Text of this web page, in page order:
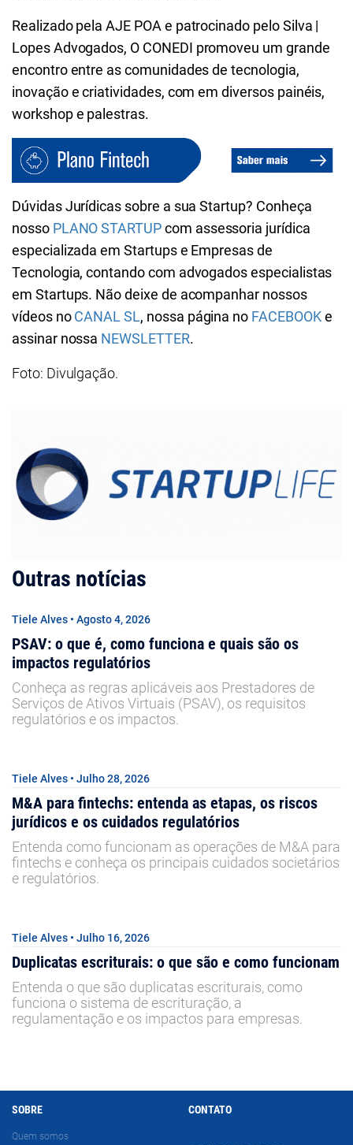
Realizado pela AJE POA e patrocinado pelo Silva |
Lopes Advogados, O CONEDI promoveu um grande
encontro entre as comunidades de tecnologia,
inovação e criatividades, com em diversos painéis,
workshop e palestras.
Dúvidas Jurídicas sobre a sua Startup? Conheça
nosso PLANO STARTUPcom assessoria jurídica
especializada em Startups e Empresas de
Tecnologia, contando com advogados especialistas
em Startups. Não deixe de acompanhar nossos
vídeos noCANAL SL, nossa página no FACEBOOKe
assinar nossa NEWSLETTER.
Foto: Divulgação.
Outras notícias
Tiele Alves • Agosto 4, 2026
PSAV: o que é, como funciona e quais são os
impactos regulatórios
Conheça as regras aplicáveis aos Prestadores de
Serviços de Ativos Virtuais (PSAV), os requisitos
regulatórios e os impactos.
Tiele Alves • Julho 28, 2026
M&A para fintechs: entenda as etapas, os riscos
jurídicos e os cuidados regulatórios
Entenda como funcionam as operações de M&A para
fintechs e conheça os principais cuidados societários
e regulatórios.
Tiele Alves • Julho 16, 2026
Duplicatas escriturais: o que são e como funcionam
Entenda o que são duplicatas escriturais, como
funciona o sistema de escrituração, a
regulamentação e os impactos para empresas.
SOBRE
Quem somos
CONTATO